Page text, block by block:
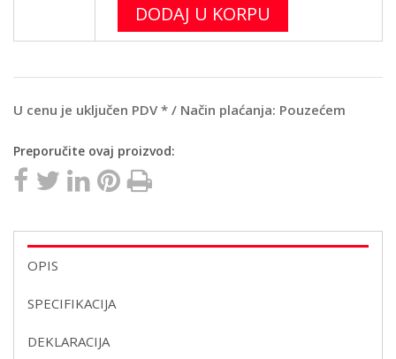
DODAJ U KORPU
U cenu je uključen PDV * / Način plaćanja: Pouzećem
Preporučite ovaj proizvod:
OPIS
SPECIFIKACIJA
DEKLARACIJA